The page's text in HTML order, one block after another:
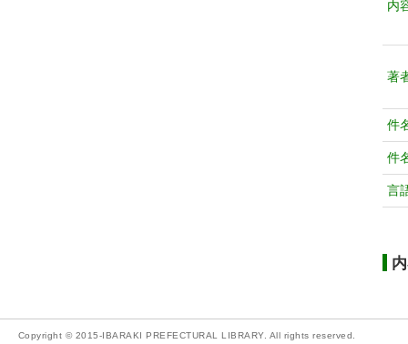
内
著
件
件
言
Copyright © 2015-IBARAKI PREFECTURAL LIBRARY. All rights reserved.